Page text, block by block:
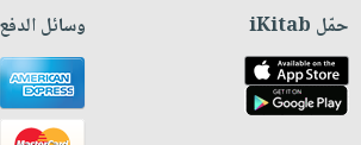
حمّل iKitab وسائل الدفع